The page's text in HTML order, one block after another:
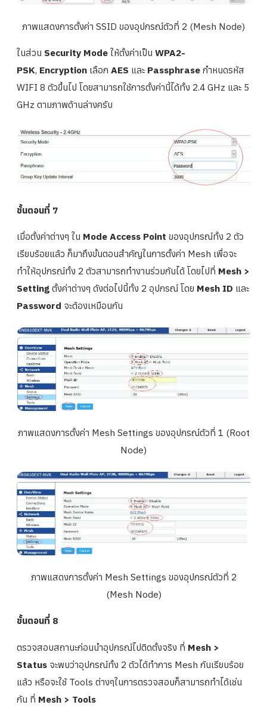
ภาพแสดงการตั้งค่า SSID ของอุปกรณ์ตัวที่ 2 (Mesh Node)
ในส่วน Security Mode ให้ตั้งค่าเป็น WPA2-
PSK, Encryption เลือก AES และ Passphrase กำหนดรหัส
WIFI 8 ตัวขึ้นไป โดยสามารถใช้การตั้งค่านี้ได้ทั้ง 2.4 GHz และ 5
GHz ตามภาพด้านล่างครับ
ขั้นตอนที่ 7
เมื่อตั้งค่าต่างๆ ใน Mode Access Point ของอุปกรณ์ทั้ง 2 ตัว
เรียบร้อยแล้ว ก็มาถึงขั้นตอนสำคัญในการตั้งค่า Mesh เพื่อจะ
ทำให้อุปกรณ์ทั้ง 2 ตัวสามารถทำงานร่วมกันได้ โดยไปที่ Mesh >
Setting ตั้งค่าต่างๆ ดังต่อไปนี้ทั้ง 2 อุปกรณ์ โดย Mesh ID และ
Password จะต้องเหมือนกัน
ภาพแสดงการตั้งค่า Mesh Settings ของอุปกรณ์ตัวที่ 1 (Root
Node)
ภาพแสดงการตั้งค่า Mesh Settings ของอุปกรณ์ตัวที่ 2
(Mesh Node)
ขั้นตอนที่ 8
ตรวจสอบสถานะก่อนนำอุปกรณ์ไปติดตั้งจริง ที่ Mesh >
Status จะพบว่าอุปกรณ์ทั้ง 2 ตัวได้ทำการ Mesh กันเรียบร้อย
แล้ว หรือจะใช้ Tools ต่างๆในการตรวจสอบก็สามารถทำได้เช่น
กัน ที่ Mesh > Tools